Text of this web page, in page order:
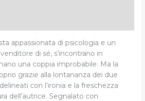
appassionata di psicologia e un
di sé, s’incontrano in
una coppia improbabile. Ma la
grazie alla lontananza dei due
con l’ironia e la freschezza
dell’autrice. Segnalato con